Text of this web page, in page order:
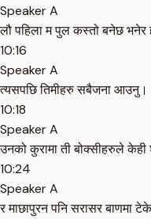
Speaker A
लौ पहिला म पुल कस्तो बनेछ
10:16
Speaker A
त्यसपछि तिमीहरु सबैजना आउनु।
10:18
Speaker A
उनको कुरामा ती बोक्सीहरुले
10:24
Speaker A
र माछापुरन पनि सरासर बाणमा